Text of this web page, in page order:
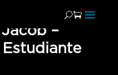
–
Estudiante